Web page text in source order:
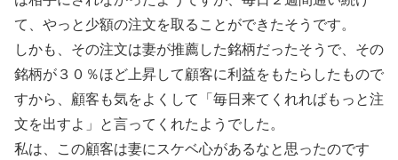
て、やっと少額の注文を取ることができたそうです。
しかも、その注文は妻が推薦した銘柄だったそうで、その
銘柄が３０％ほど上昇して顧客に利益をもたらしたもので
すから、顧客も気をよくして「毎日来てくれればもっと注
文を出すよ」と言ってくれたようでした。
私は、この顧客は妻にスケベ心があるなと思ったのです